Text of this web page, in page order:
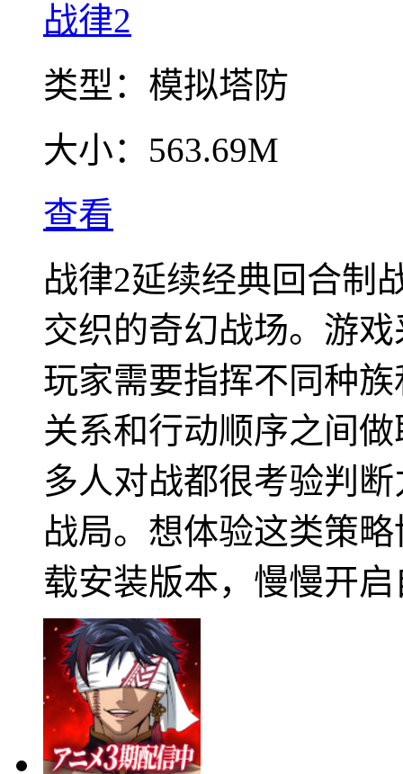
战律2
类型： 模拟塔防
大小： 563.69M
查看
战律2延续经典回合制
交织的奇幻战场。游
玩家需要指挥不同种
关系和行动顺序之间
多人对战都很考验判
战局。想体验这类策
载安装版本，慢慢开